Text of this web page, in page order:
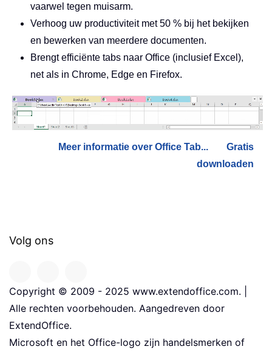
vaarwel tegen muisarm.
Verhoog uw productiviteit met 50 % bij het bekijken
en bewerken van meerdere documenten.
Brengt efficiënte tabs naar Office (inclusief Excel),
net als in Chrome, Edge en Firefox.
Meer informatie over Office Tab...
Gratis
downloaden
Volg ons
Copyright © 2009 - 2025 www.extendoffice.com. |
Alle rechten voorbehouden. Aangedreven door
ExtendOffice.
Microsoft en het Office-logo zijn handelsmerken of